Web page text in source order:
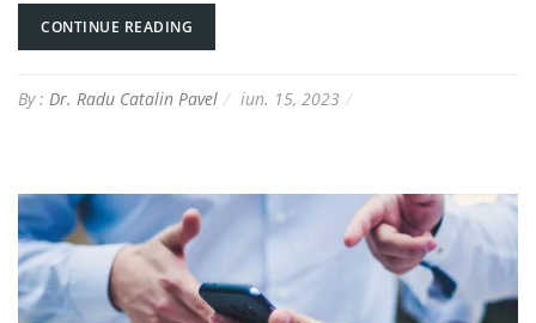
CONTINUE READING
By : Dr. Radu Catalin Pavel iun. 15, 2023